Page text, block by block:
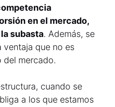
en el mercado,
subasta. Además, se
ventaja que no es
del mercado.
cuando se
a los que estamos